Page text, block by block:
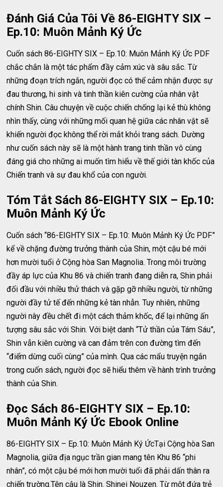
Đánh Giá Của Tôi Về 86-EIGHTY SIX –
Ep.10: Muôn Mảnh Ký Ức
Cuốn sách 86-EIGHTY SIX – Ep.10: Muôn Mảnh Ký Ức PDF
chắc chắn là một tác phẩm đầy cảm xúc và sâu sắc. Từ
những đoạn trích ngắn, người đọc có thể cảm nhận được sự
đau thương, hi sinh và tinh thần kiên cường của nhân vật
chính Shin. Câu chuyện về cuộc chiến chống lại kẻ thù không
nhìn thấy, cùng với những mối quan hệ giữa các nhân vật sẽ
khiến người đọc không thể rời mắt khỏi trang sách. Dường
như cuốn sách này sẽ là một hành trang tinh thần vô cùng
đáng giá cho những ai muốn tìm hiểu về thế giới tàn khốc của
Chiến tranh và sự đau khổ của con người.
Tóm Tắt Sách 86-EIGHTY SIX – Ep.10:
Muôn Mảnh Ký Ức
Cuốn sách “86-EIGHTY SIX – Ep.10: Muôn Mảnh Ký Ức PDF”
kể về chặng đường trưởng thành của Shin, một cậu bé mới
hơn mười tuổi ở Cộng hòa San Magnolia. Trong môi trường
đầy áp lực của Khu 86 và chiến tranh đang diễn ra, Shin phải
đối đầu với nhiều thử thách và gặp gỡ nhiều người, từ những
người đầy tử tế đến những kẻ tàn nhẫn. Tuy nhiên, những
người này đều chết đi một cách thảm khốc, để lại những ấn
tượng sâu sắc với Shin. Với biệt danh “Tử thần của Tám Sáu”,
Shin vẫn kiên cường và can đảm trên con đường tìm đến
“điểm dừng cuối cùng” của mình. Qua các mẩu truyện ngắn
trong cuốn sách, người đọc sẽ hiểu thêm về hành trình trưởng
thành của Shin.
Đọc Sách 86-EIGHTY SIX – Ep.10:
Muôn Mảnh Ký Ức Ebook Online
86-EIGHTY SIX – Ep.10: Muôn Mảnh Ký ỨcTại Cộng hòa San
Magnolia, giữa địa ngục trần gian mang tên Khu 86 “phi
nhân”, có một cậu bé mới hơn mười tuổi đã phải dấn thân ra
chiến trường.Tên cậu là Shin. Shinei Nouzen. Từ một đứa trẻ